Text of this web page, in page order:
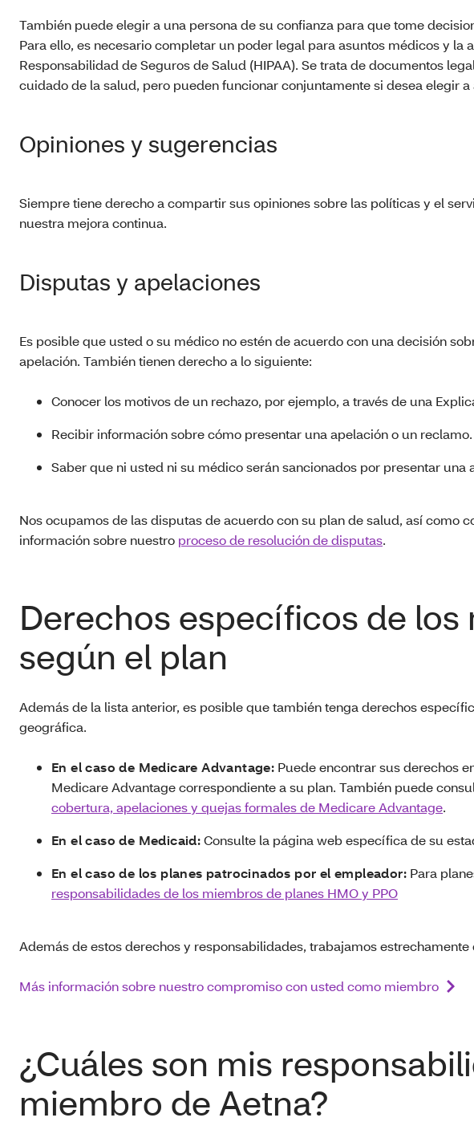
También puede elegir a una persona de su confianza para que tome
Para ello, es necesario completar un poder legal para asuntos médicos y la
Responsabilidad de Seguros de Salud (HIPAA). Se trata de documentos
cuidado de la salud, pero pueden funcionar conjuntamente si desea elegir
Opiniones y sugerencias
Siempre tiene derecho a compartir sus opiniones sobre las políticas y el
nuestra mejora continua.
Disputas y apelaciones
Es posible que usted o su médico no estén de acuerdo con una decisión
apelación. También tienen derecho a lo siguiente:
Conocer los motivos de un rechazo, por ejemplo, a través de una
Recibir información sobre cómo presentar una apelación o un reclamo.
Saber que ni usted ni su médico serán sancionados por presentar una
Nos ocupamos de las disputas de acuerdo con su plan de salud, así como
información sobre nuestro proceso de resolución de disputas.
Derechos específicos de
según el plan
Además de la lista anterior, es posible que también tenga derechos
geográfica.
En el caso de Medicare Advantage: Puede encontrar sus derechos
Medicare Advantage correspondiente a su plan. También puede
cobertura, apelaciones y quejas formales de Medicare Advantage.
En el caso de Medicaid:Consulte la página web específica de su
En el caso de los planes patrocinados por el empleador: Para
responsabilidades de los miembros de planes HMO y PPO
Además de estos derechos y responsabilidades, trabajamos
Más información sobre nuestro compromiso con usted como miembro
¿Cuáles son mis
miembro de Aetna?